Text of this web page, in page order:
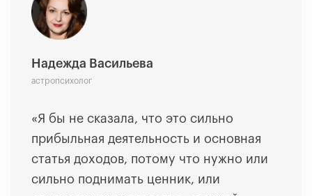
Надежда Васильева
астропсихолог
«Я бы не сказала, что это сильно
прибыльная деятельность и основная
статья доходов, потому что нужно или
сильно поднимать ценник, или